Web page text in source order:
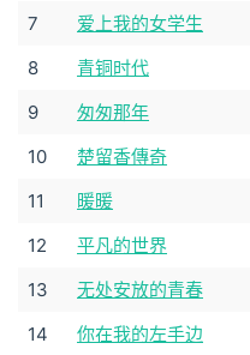
7 爱上我的女学生
8
青铜时代
9
匆匆那年
10
楚留香傳奇
11
暖暖
12
平凡的世界
13
无处安放的青春
14
你在我的左手边